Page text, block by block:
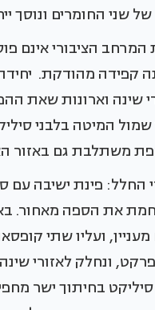
שני החומרים ונוסך
המרחב הציבורי אינם
קפידה מהודקת.
שינה וארונות שאת
שמול המיטה בלבני
משתלבת גם באזור
החלל: פינת ישיבה עם
את הספה מאחור.
מעניין, ועליו שתי
ונחלק לאזורי
סיליקט בחיתוך ישר